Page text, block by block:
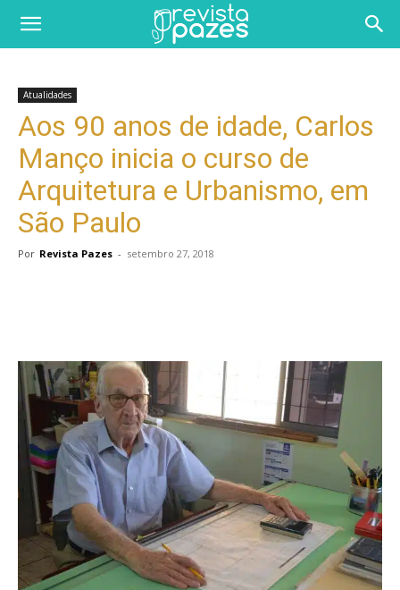
Atualidades
Aos 90 anos de idade, Carlos
Manço inicia o curso de
Arquitetura e Urbanismo, em
São Paulo
Por Revista Pazes - setembro 27, 2018